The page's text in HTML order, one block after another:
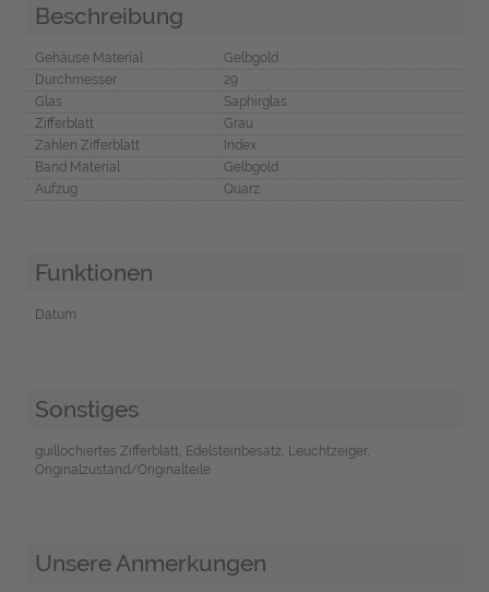
Beschreibung
Gehäuse Material
Gelbgold
Durchmesser
29
Glas
Saphirglas
Zifferblatt
Grau
Zahlen Zifferblatt
Index
Band Material
Gelbgold
Aufzug
Quarz
Funktionen
Datum
Sonstiges
guillochiertes Zifferblatt, Edelsteinbesatz, Leuchtzeiger,
Originalzustand/Originalteile
Unsere Anmerkungen